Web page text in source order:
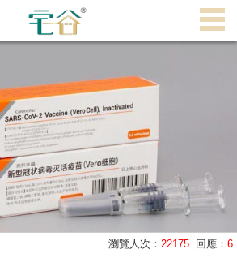
理
瀏覽人次： 22175 回應： 6